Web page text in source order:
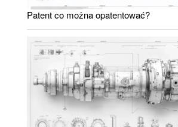
Patent co można opatentować?